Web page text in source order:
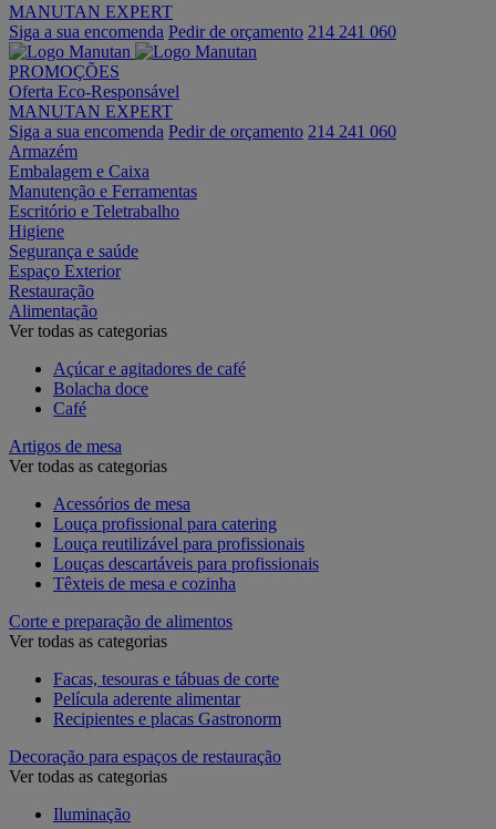
MANUTAN EXPERT
Siga a sua encomenda Pedir de orçamento 214 241 060
PROMOÇÕES
Oferta Eco-Responsável
MANUTAN EXPERT
Siga a sua encomenda Pedir de orçamento 214 241 060
Armazém
Embalagem e Caixa
Manutenção e Ferramentas
Escritório e Teletrabalho
Higiene
Segurança e saúde
Espaço Exterior
Restauração
Alimentação
Ver todas as categorias
Açúcar e agitadores de café
Bolacha doce
Café
Artigos de mesa
Ver todas as categorias
Acessórios de mesa
Louça profissional para catering
Louça reutilizável para profissionais
Louças descartáveis ​​para profissionais
Têxteis de mesa e cozinha
Corte e preparação de alimentos
Ver todas as categorias
Facas, tesouras e tábuas de corte
Película aderente alimentar
Recipientes e placas Gastronorm
Decoração para espaços de restauração
Ver todas as categorias
Iluminação